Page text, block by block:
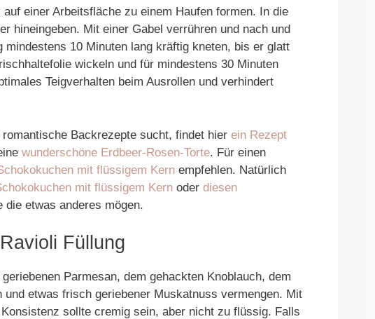
einer Arbeitsfläche zu einem Haufen formen. In die
hineingeben. Mit einer Gabel verrühren und nach und
mindestens 10 Minuten lang kräftig kneten, bis er glatt
wickeln und für mindestens 30 Minuten
Teigverhalten beim Ausrollen und verhindert
Backrezepte sucht, findet hier ein Rezept
wunderschöne Erdbeer-Rosen-Torte. Für einen
mit flüssigem Kern empfehlen. Natürlich
mit flüssigem Kern oder diesen
die etwas anderes mögen.
Füllung
Parmesan, dem gehackten Knoblauch, dem
und etwas frisch geriebener Muskatnuss vermengen. Mit
sollte cremig sein, aber nicht zu flüssig. Falls